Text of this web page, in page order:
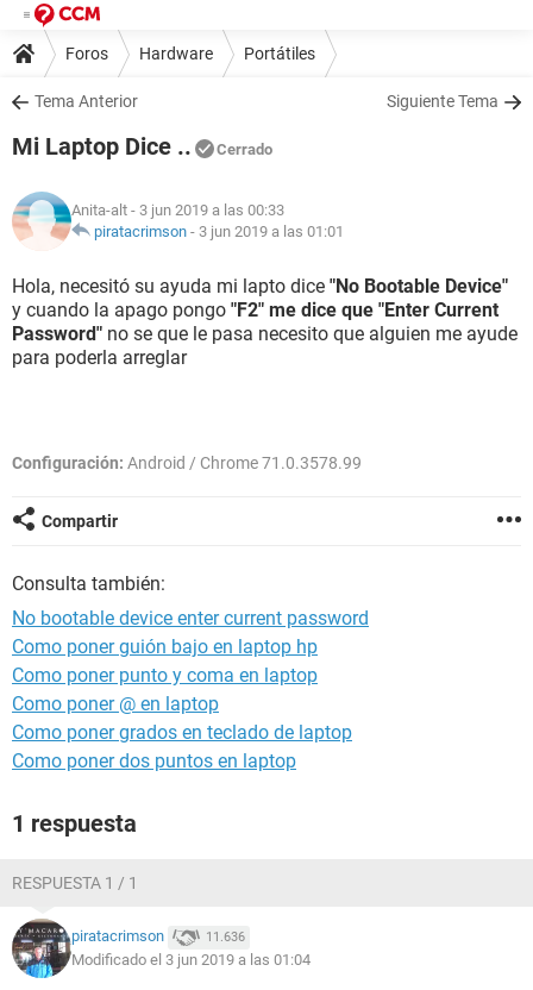
Foros Hardware Portátiles
Tema Anterior Siguiente Tema
Mi Laptop Dice .. Cerrado
Anita-alt - 3 jun 2019 a las 00:33
piratacrimson - 3 jun 2019 a las 01:01
Hola, necesitó su ayuda mi lapto dice "No Bootable Device"
y cuando la apago pongo "F2" me dice que "Enter Current
Password" no se que le pasa necesito que alguien me ayude
para poderla arreglar
Configuración: Android / Chrome 71.0.3578.99
Compartir
Consulta también:
No bootable device enter current password
Como poner guión bajo en laptop hp
Como poner punto y coma en laptop
Como poner @ en laptop
Como poner grados en teclado de laptop
Como poner dos puntos en laptop
1 respuesta
RESPUESTA 1 / 1
piratacrimson 11.636
Modificado el 3 jun 2019 a las 01:04